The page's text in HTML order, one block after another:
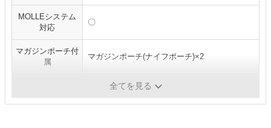
MOLLEシステム
対応
〇
マガジンポーチ付
属
マガジンポーチ(ナイフポーチ)×2
フリー全てを見る